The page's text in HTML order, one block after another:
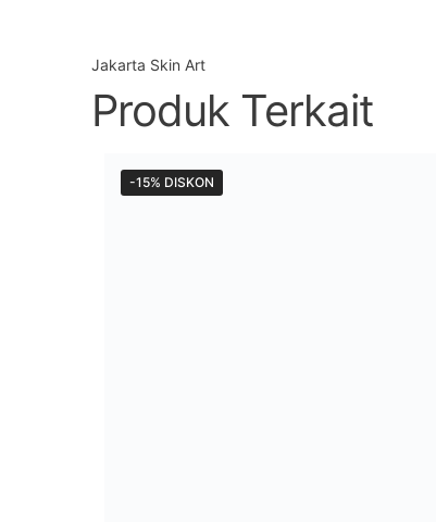
Jakarta Skin Art
Produk Terkait
-15% DISKON